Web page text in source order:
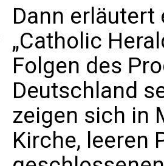
Dann erläutert
„Catholic
Folgen des
Deutschland
zeigen sich in
Kirche, leeren